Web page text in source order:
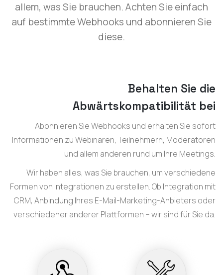
allem, was Sie brauchen. Achten Sie einfach
auf bestimmte Webhooks und abonnieren Sie
diese.
Behalten Sie die
Abwärtskompatibilität bei
Abonnieren Sie Webhooks und erhalten Sie sofort
Informationen zu Webinaren, Teilnehmern, Moderatoren
und allem anderen rund um Ihre Meetings.
Wir haben alles, was Sie brauchen, um verschiedene
Formen von Integrationen zu erstellen. Ob Integration mit
CRM, Anbindung Ihres E-Mail-Marketing-Anbieters oder
verschiedener anderer Plattformen – wir sind für Sie da.